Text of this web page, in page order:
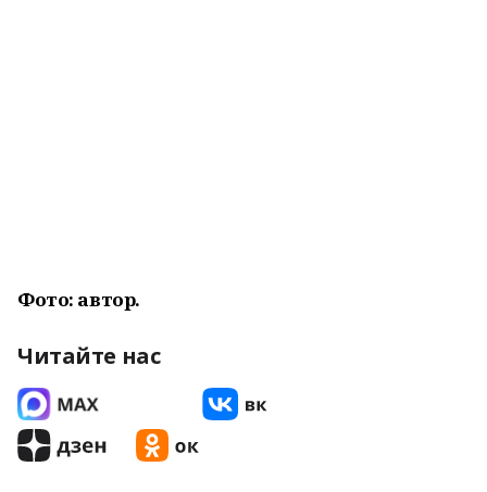
Фото: автор.
Читайте нас